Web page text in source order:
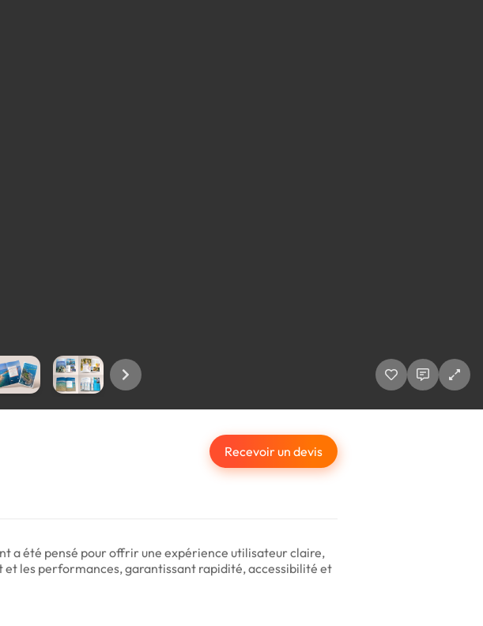
Recevoir un devis
a été pensé pour offrir une expérience utilisateur claire,
les performances, garantissant rapidité, accessibilité et